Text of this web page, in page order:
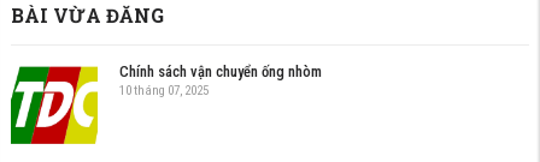
BÀI VỪA ĐĂNG
Chính sách vận chuyển ống nhòm
10 tháng 07, 2025